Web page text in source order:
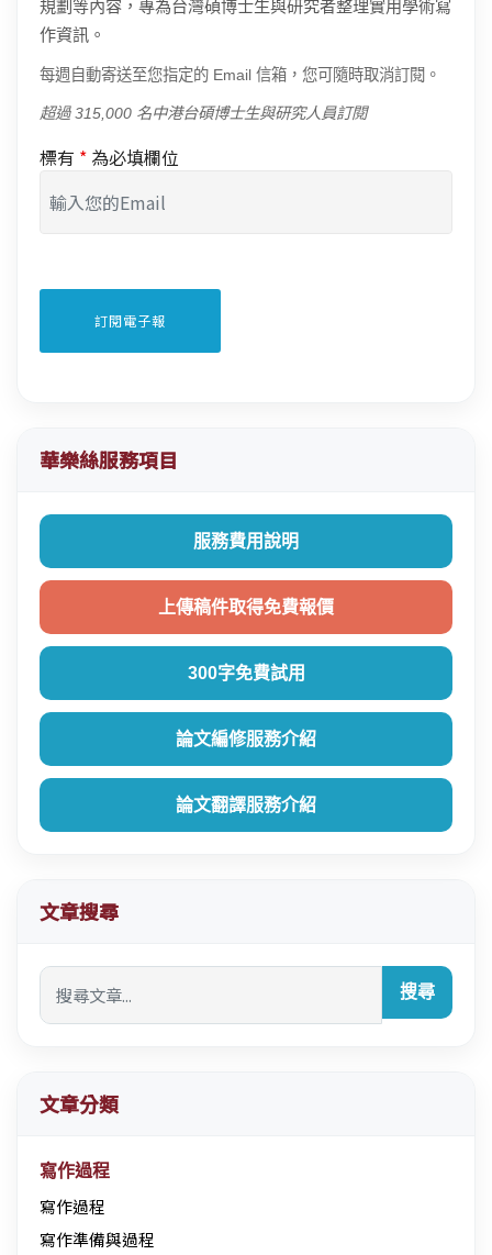
規劃等內容，專為台灣碩博士生與研究者整理實用學術寫
作資訊。
每週自動寄送至您指定的 Email 信箱，您可隨時取消訂閱。
超過 315,000 名中港台碩博士生與研究人員訂閱
標有 * 為必填欄位
華樂絲服務項目
服務費用說明
上傳稿件取得免費報價
300字免費試用
論文編修服務介紹
論文翻譯服務介紹
文章搜尋
搜尋
文章分類
寫作過程
寫作過程
寫作準備與過程